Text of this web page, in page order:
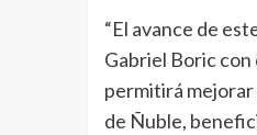
“El avance de
Gabriel Boric
permitirá mejorar
de Ñuble,